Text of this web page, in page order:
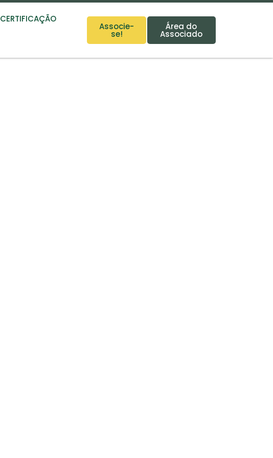
CERTIFICAÇÃO
Associe-
se!
Área do
Associado